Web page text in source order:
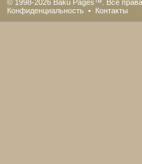
© 1998-2026 Baku Pages™. Все
Конфиденциальность • Контакты